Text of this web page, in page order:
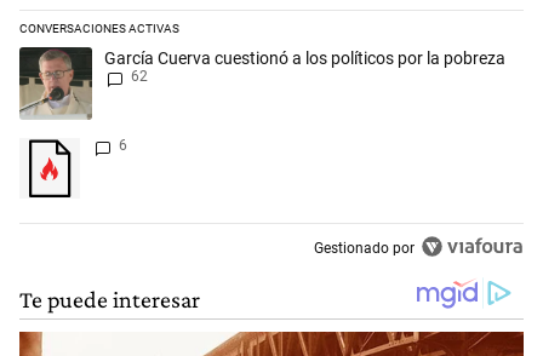
CONVERSACIONES ACTIVAS
Este listado muestra los artículos con más comentarios en los
Un artículo de tendencia con el título "García Cuerva cuestionó a los
García Cuerva cuestionó a los políticos por la pobreza
62
Un artículo de tendencia con el título "" con 6 comentarios.
6
Gestionado por